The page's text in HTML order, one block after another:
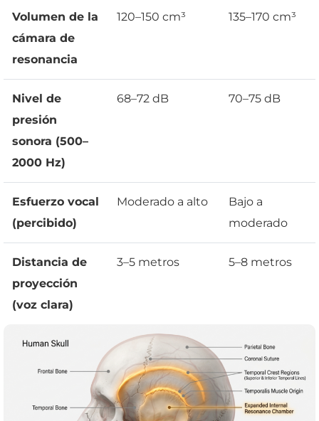
Volumen de la
cámara de
resonancia
120–150 cm³ 135–170 cm³
Nivel de
presión
sonora (500–
2000 Hz)
68–72 dB 70–75 dB
Esfuerzo vocal
(percibido)
Moderado a alto
Bajo a
moderado
Distancia de
proyección
(voz clara)
3–5 metros 5–8 metros